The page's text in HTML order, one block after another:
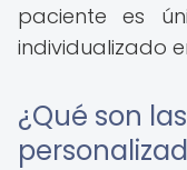
paciente es
individualizado
¿Qué son